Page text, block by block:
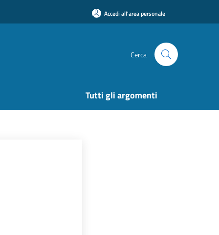
Accedi all'area personale
Cerca
Tutti gli argomenti